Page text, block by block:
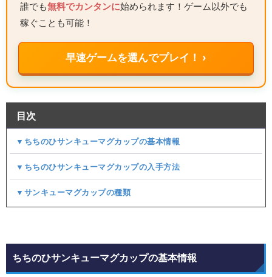
誰でも無料でカンタンに始められます！ゲーム以外でも
稼ぐことも可能！
早速ゲームを選んでプレイ！ ›
目次
▼ちちのひサンキューマグカップの基本情報
▼ちちのひサンキューマグカップの入手方法
▼サンキューマグカップの種類
ちちのひサンキューマグカップの基本情報